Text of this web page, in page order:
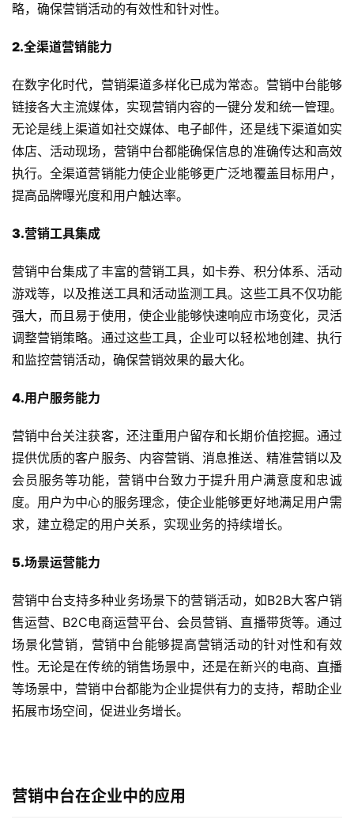
略，确保营销活动的有效性和针对性。
2.全渠道营销能力
在数字化时代，营销渠道多样化已成为常态。营销中台能够
链接各大主流媒体，实现营销内容的一键分发和统一管理。
无论是线上渠道如社交媒体、电子邮件，还是线下渠道如实
体店、活动现场，营销中台都能确保信息的准确传达和高效
执行。全渠道营销能力使企业能够更广泛地覆盖目标用户，
提高品牌曝光度和用户触达率。
3.营销工具集成
营销中台集成了丰富的营销工具，如卡券、积分体系、活动
游戏等，以及推送工具和活动监测工具。这些工具不仅功能
强大，而且易于使用，使企业能够快速响应市场变化，灵活
调整营销策略。通过这些工具，企业可以轻松地创建、执行
和监控营销活动，确保营销效果的最大化。
4.用户服务能力
营销中台关注获客，还注重用户留存和长期价值挖掘。通过
提供优质的客户服务、内容营销、消息推送、精准营销以及
会员服务等功能，营销中台致力于提升用户满意度和忠诚
度。用户为中心的服务理念，使企业能够更好地满足用户需
求，建立稳定的用户关系，实现业务的持续增长。
5.场景运营能力
营销中台支持多种业务场景下的营销活动，如B2B大客户销
售运营、B2C电商运营平台、会员营销、直播带货等。通过
场景化营销，营销中台能够提高营销活动的针对性和有效
性。无论是在传统的销售场景中，还是在新兴的电商、直播
等场景中，营销中台都能为企业提供有力的支持，帮助企业
拓展市场空间，促进业务增长。
营销中台在企业中的应用